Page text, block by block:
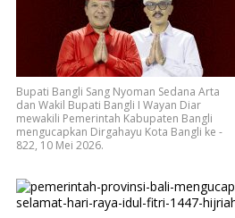
Bupati Bangli Sang Nyoman Sedana Arta
dan Wakil Bupati Bangli I Wayan Diar
mewakili Pemerintah Kabupaten Bangli
mengucapkan Dirgahayu Kota Bangli ke -
822, 10 Mei 2026.